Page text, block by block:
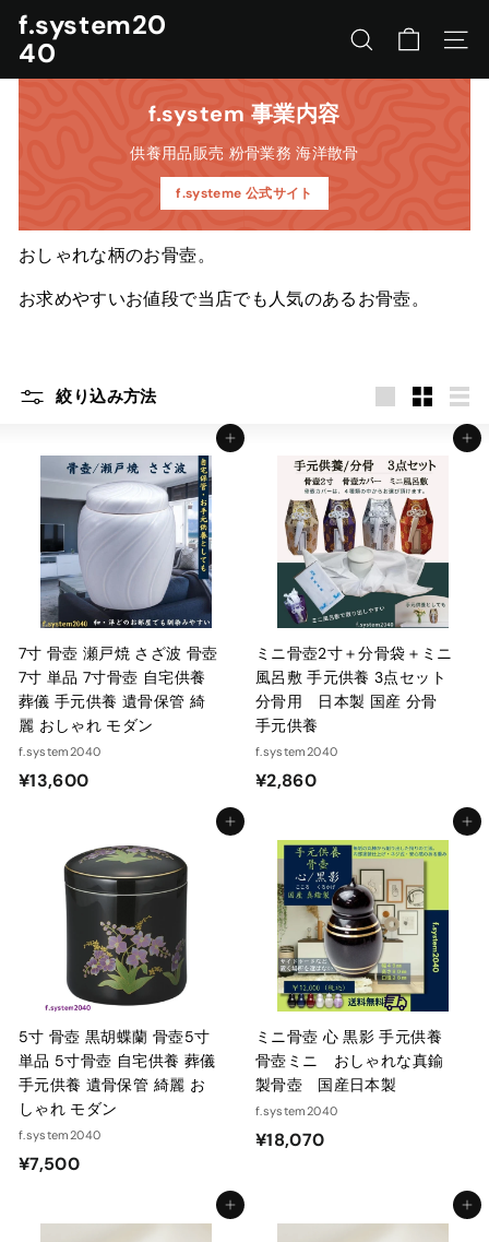
ン
f.system20
40
サイトを検索する
ナビ
f.system 事業内容
供養用品販売 粉骨業務 海洋散骨
f.systeme 公式サイト
おしゃれな柄のお骨壺。
お求めやすいお値段で当店でも人気のあるお骨壺。
絞り込み方法
カートに入れる
7寸 骨壺 瀬戸焼 さざ波 骨壺
7寸 単品 7寸骨壺 自宅供養
葬儀 手元供養 遺骨保管 綺
麗 おしゃれ モダン
f.system2040
¥13,600¥
,
6
0
カートに入れる
ミニ骨壺2寸＋分骨袋＋ミニ
風呂敷 手元供養 3点セット
分骨用 日本製 国産 分骨
手元供養
f.system2040
¥2,860¥
8
6
0
カートに入れる
5寸 骨壺 黒胡蝶蘭 骨壺5寸
単品 5寸骨壺 自宅供養 葬儀
手元供養 遺骨保管 綺麗 お
しゃれ モダン
f.system2040
¥7,500¥
,
カートに入れる
ミニ骨壺 心 黒影 手元供養
骨壺ミニ おしゃれな真鍮
製骨壺 国産日本製
f.system2040
¥18,070¥
,
カートに入れる カートに入れる